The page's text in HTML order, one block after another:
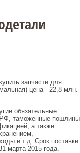
запчасти для
цена - 22,8 млн.
обязательные
РФ, таможенные пошлины,
а также
и т.д. Срок поставки
марта 2015 года.